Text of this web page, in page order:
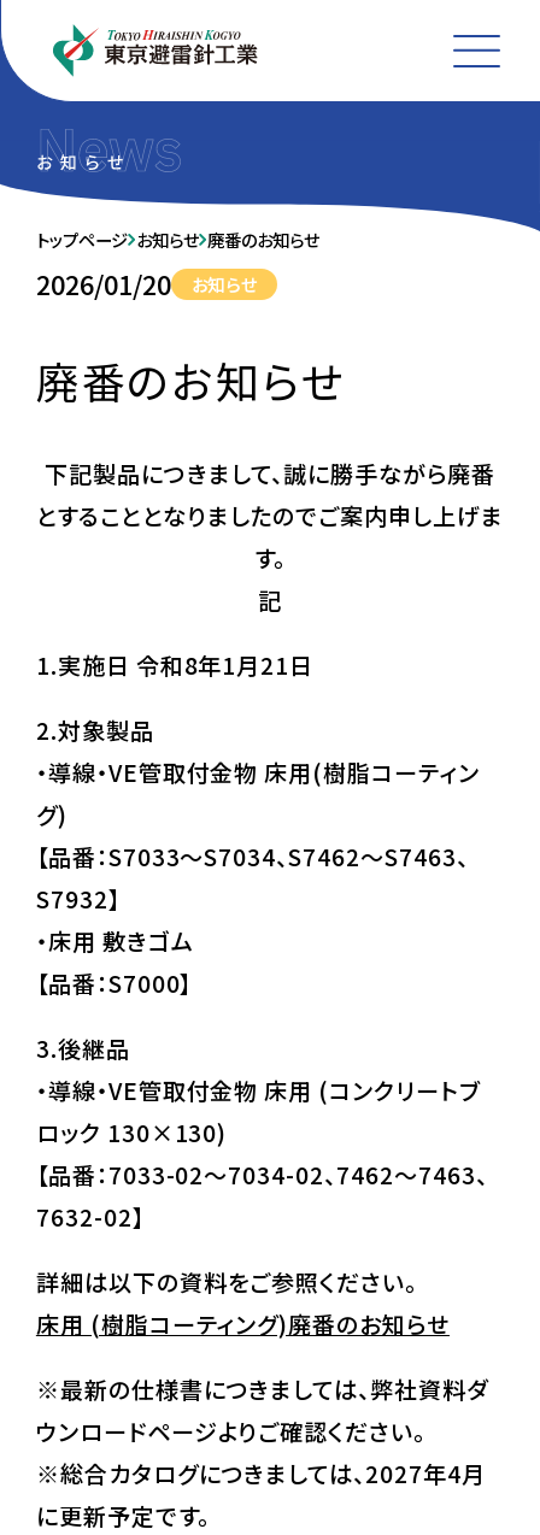
トップページ お知らせ 廃番のお知らせ
2026/01/20 お知らせ
廃番のお知らせ
下記製品につきまして、誠に勝手ながら廃番
とすることとなりましたのでご案内申し上げま
す。
記
1.実施日 令和8年1月21日
2.対象製品
・導線・VE管取付金物 床用(樹脂コーティン
グ)
【品番：S7033～S7034、S7462～S7463、
S7932】
・床用 敷きゴム
【品番：S7000】
3.後継品
・導線・VE管取付金物 床用 (コンクリートブ
ロック 130×130)
【品番：7033-02～7034-02、7462～7463、
7632-02】
詳細は以下の資料をご参照ください。
床用 (樹脂コーティング)廃番のお知らせ
※最新の仕様書につきましては、弊社資料ダ
ウンロードページよりご確認ください。
※総合カタログにつきましては、2027年4月
に更新予定です。